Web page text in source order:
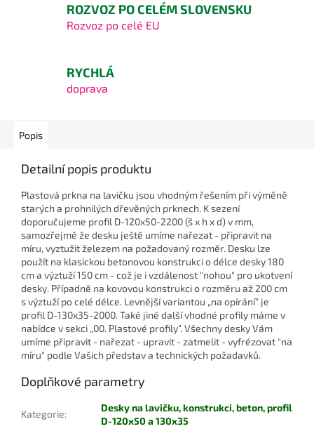
ROZVOZ PO CELÉM SLOVENSKU
Rozvoz po celé EU
RYCHLÁ
doprava
Popis
Detailní popis produktu
Plastová prkna na lavičku jsou vhodným řešením při výměně
starých a prohnilých dřevěných prknech. K sezení
doporučujeme profil D-120x50-2200 (š x h x d) v mm,
samozřejmě že desku ještě umíme nařezat - připravit na
míru, vyztužit železem na požadovaný rozměr. Desku lze
použít na klasickou betonovou konstrukci o délce desky 180
cm a výztuží 150 cm - což je i vzdálenost "nohou" pro ukotvení
desky. Případně na kovovou konstrukci o rozměru až 200 cm
s výztuží po celé délce. Levnější variantou „na opírání“ je
profil D-130x35-2000. Také jiné další vhodné profily máme v
nabídce v sekci „00. Plastové profily“. Všechny desky Vám
umíme připravit - nařezat - upravit - zatmelit - vyfrézovat "na
míru" podle Vašich představ a technických požadavků.
Doplňkové parametry
Kategorie:
Desky na lavičku, konstrukci, beton, profil
D-120x50 a 130x35